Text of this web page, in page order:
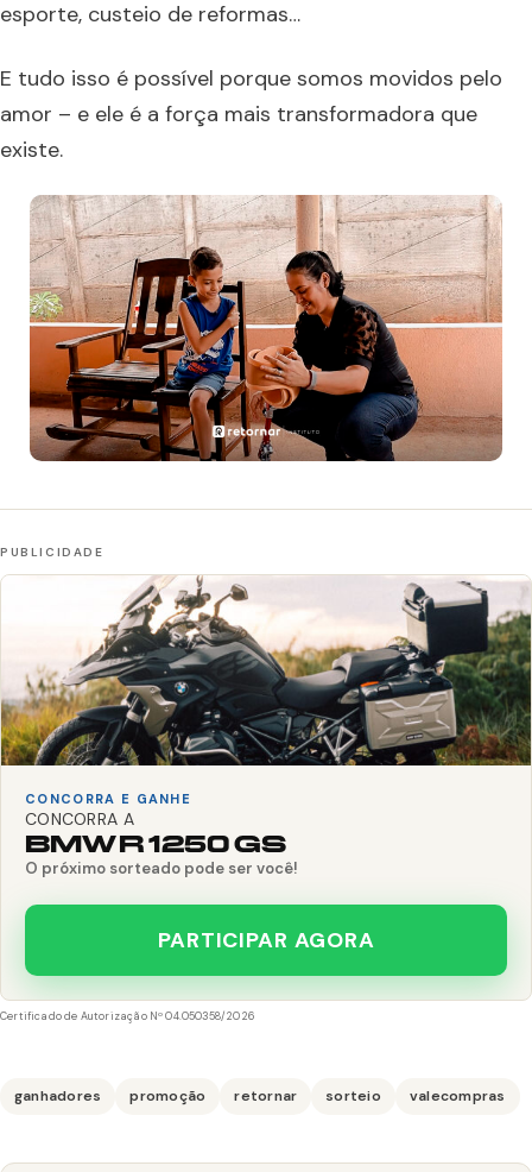
esporte, custeio de reformas…
E tudo isso é possível porque somos movidos pelo
amor – e ele é a força mais transformadora que
existe.
CONCORRA E GANHE
CONCORRA A
BMW R 1250 GS
O próximo sorteado pode ser você!
PARTICIPAR AGORA
Certificado de Autorização Nº 04.050358/2026
ganhadores promoção retornar sorteio valecompras